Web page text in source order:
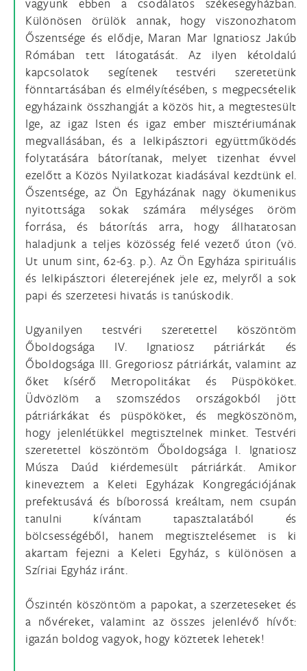
Különösen örülök annak, hogy viszonozhatom
Őszentsége és elődje, Maran Mar Ignatiosz Jakúb
Rómában tett látogatását. Az ilyen kétoldalú
kapcsolatok segítenek testvéri szeretetünk
fönntartásában és elmélyítésében, s megpecsételik
egyházaink összhangját a közös hit, a megtestesült
Ige, az igaz Isten és igaz ember misztériumának
megvallásában, és a lelkipásztori együttműködés
folytatására bátorítanak, melyet tizenhat évvel
ezelőtt a Közös Nyilatkozat kiadásával kezdtünk el.
Őszentsége, az Ön Egyházának nagy ökumenikus
nyitottsága sokak számára mélységes öröm
forrása, és bátorítás arra, hogy állhatatosan
haladjunk a teljes közösség felé vezető úton (vö.
Ut unum sint, 62-63. p.). Az Ön Egyháza spirituális
és lelkipásztori életerejének jele ez, melyről a sok
papi és szerzetesi hivatás is tanúskodik.
Ugyanilyen testvéri szeretettel köszöntöm
Őboldogsága IV. Ignatiosz pátriárkát és
Őboldogsága III. Gregoriosz pátriárkát, valamint az
őket kísérő Metropolitákat és Püspököket.
Üdvözlöm a szomszédos országokból jött
pátriárkákat és püspököket, és megköszönöm,
hogy jelenlétükkel megtisztelnek minket. Testvéri
szeretettel köszöntöm Őboldogsága I. Ignatiosz
Músza Daúd kiérdemesült pátriárkát. Amikor
kineveztem a Keleti Egyházak Kongregációjának
prefektusává és bíborossá kreáltam, nem csupán
tanulni kívántam tapasztalatából és
bölcsességéből, hanem megtisztelésemet is ki
akartam fejezni a Keleti Egyház, s különösen a
Szíriai Egyház iránt.
Őszintén köszöntöm a papokat, a szerzeteseket és
a nővéreket, valamint az összes jelenlévő hívőt:
igazán boldog vagyok, hogy köztetek lehetek!